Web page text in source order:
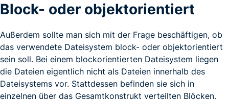
Block- oder objektorientiert
Außerdem sollte man sich mit der Frage beschäftigen, ob
das verwendete Dateisystem block- oder objektorientiert
sein soll. Bei einem blockorientierten Dateisystem liegen
die Dateien eigentlich nicht als Dateien innerhalb des
Dateisystems vor. Stattdessen befinden sie sich in
einzelnen über das Gesamtkonstrukt verteilten Blöcken.